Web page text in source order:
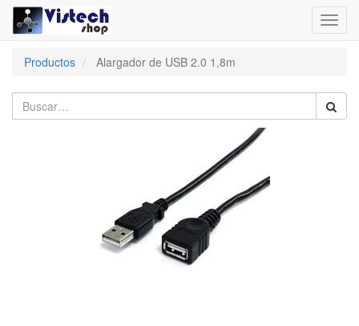
Productos
Alargador de USB 2.0 1,8m